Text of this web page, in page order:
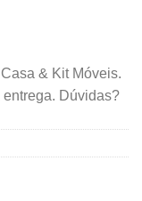
& Kit Móveis.
Dúvidas?